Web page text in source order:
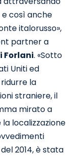
così anche
italorusso»,
partner a
Forlani. «Sotto
Uniti ed
la
straniere, il
mirato a
localizzazione
2014, è stata